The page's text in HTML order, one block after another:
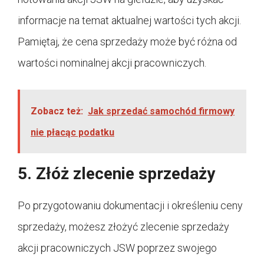
informacje na temat aktualnej wartości tych akcji.
Pamiętaj, że cena sprzedaży może być różna od
wartości nominalnej akcji pracowniczych.
Zobacz też: Jak sprzedać samochód firmowy
nie płacąc podatku
5. Złóż zlecenie sprzedaży
Po przygotowaniu dokumentacji i określeniu ceny
sprzedaży, możesz złożyć zlecenie sprzedaży
akcji pracowniczych JSW poprzez swojego